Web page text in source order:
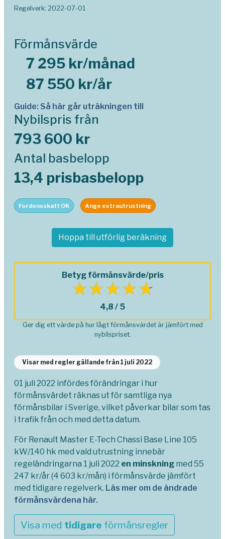
Regelverk: 2022-07-01
Förmånsvärde
7 295 kr/månad
87 550 kr/år
Guide: Så här går uträkningen till
Nybilspris från
793 600 kr
Antal basbelopp
13,4 prisbasbelopp
Fordonsskatt OK Ange extrautrustning
Hoppa till utförlig beräkning
Betyg förmånsvärde/pris
4,8 / 5
Ger dig ett värde på hur lågt förmånsvärdet är jämfört med
nybilspriset.
Visar med regler gällande från 1 juli 2022
01 juli 2022 infördes förändringar i hur
förmånsvärdet räknas ut för samtliga nya
förmånsbilar i Sverige, vilket påverkar bilar som tas
i trafik från och med detta datum.
För Renault Master E-Tech Chassi Base Line 105
kW/140 hk med vald utrustning innebär
regeländringarna 1 juli 2022 en minskning med 55
247 kr/år (4 603 kr/mån) i förmånsvärde jämfört
med tidigare regelverk. Läs mer om de ändrade
förmånsvärdena här.
Visa med tidigare förmånsregler